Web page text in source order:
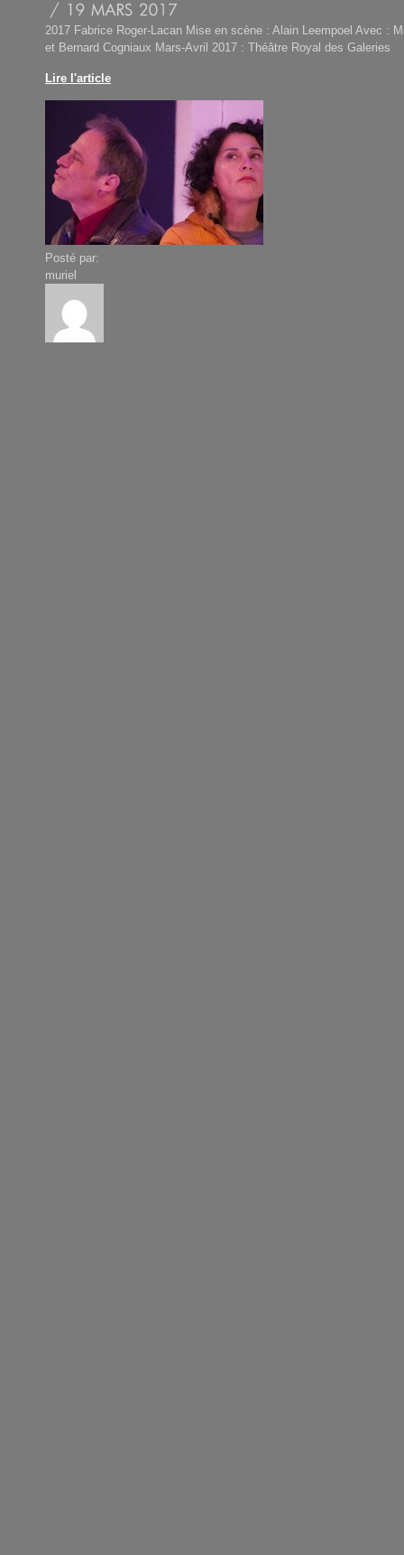
2017 Fabrice Roger-Lacan Mise en scène : Alain Leempoel Avec :
et Bernard Cogniaux Mars-Avril 2017 : Théâtre Royal des Galeries
Lire l'article
Posté par:
muriel